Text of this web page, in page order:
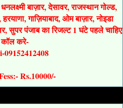
बाज़ार, देसावर, राजस्थान गोल्ड,
गाज़ियाबाद, ओम बाज़ार, नोइडा
सुपर पंजाब का रिजल्ट 1 घंटे पहले चाहिए
कॉल करे-
09152412408
Rs.10000/-